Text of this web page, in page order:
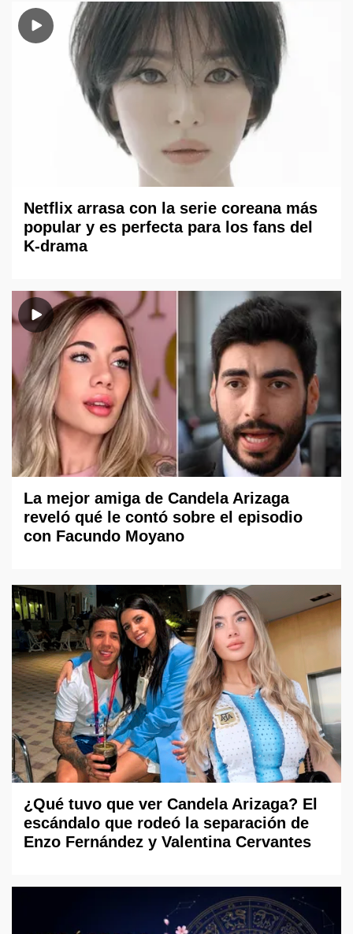
Netflix arrasa con la serie coreana más
popular y es perfecta para los fans del
K-drama
La mejor amiga de Candela Arizaga
reveló qué le contó sobre el episodio
con Facundo Moyano
¿Qué tuvo que ver Candela Arizaga? El
escándalo que rodeó la separación de
Enzo Fernández y Valentina Cervantes